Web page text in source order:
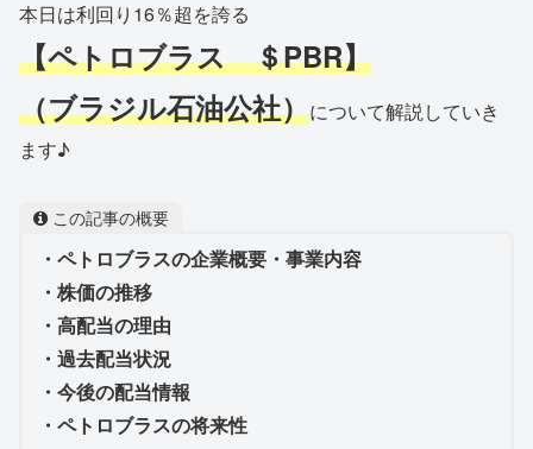
本日は利回り16％超を誇る
【ペトロブラス ＄PBR】
（ブラジル石油公社）について解説していき
ます♪
この記事の概要
・ペトロブラスの企業概要・事業内容
・株価の推移
・高配当の理由
・過去配当状況
・今後の配当情報
・ペトロブラスの将来性